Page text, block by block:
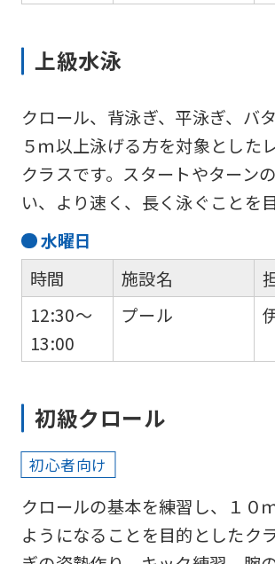
上級水泳
クロール、背泳ぎ、平泳ぎ、バ
５ｍ以上泳げる方を対象とした
クラスです。スタートやターン
い、より速く、長く泳ぐことを
水曜日
時間
12:30～
13:00
施設名
プール
初級クロール
初心者向け
クロールの基本を練習し、１０
ようになることを目的としたク